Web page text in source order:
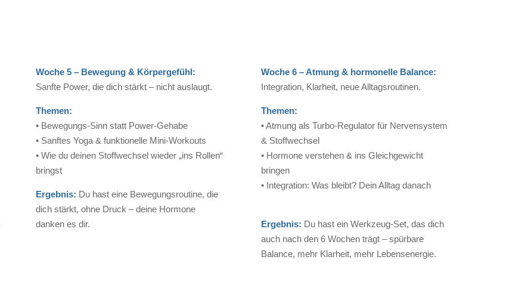
Woche 5 – Bewegung & Körpergefühl:
Sanfte Power, die dich stärkt – nicht auslaugt.
Themen:
• Bewegungs-Sinn statt Power-Gehabe
• Sanftes Yoga & funktionelle Mini-Workouts
• Wie du deinen Stoffwechsel wieder „ins Rollen“
bringst
Ergebnis: Du hast eine Bewegungsroutine, die
dich stärkt, ohne Druck – deine Hormone
danken es dir.
Woche 6 – Atmung & hormonelle Balance:
Integration, Klarheit, neue Alltagsroutinen.
Themen:
• Atmung als Turbo-Regulator für Nervensystem
& Stoffwechsel
• Hormone verstehen & ins Gleichgewicht
bringen
• Integration: Was bleibt? Dein Alltag danach
Ergebnis: Du hast ein Werkzeug-Set, das dich
auch nach den 6 Wochen trägt – spürbare
Balance, mehr Klarheit, mehr Lebensenergie.